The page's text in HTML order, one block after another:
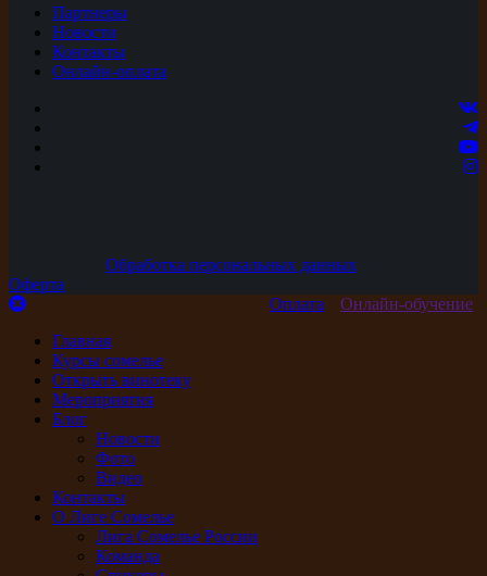
Партнеры
Новости
Контакты
Онлайн-оплата
Обработка персональных данных
Оферта
Онлайн-обучение
Оплата
Главная
Курсы сомелье
Открыть винотеку
Мероприятия
Блог
Новости
Фото
Видео
Контакты
О Лиге Сомелье
Лига Сомелье России
Команда